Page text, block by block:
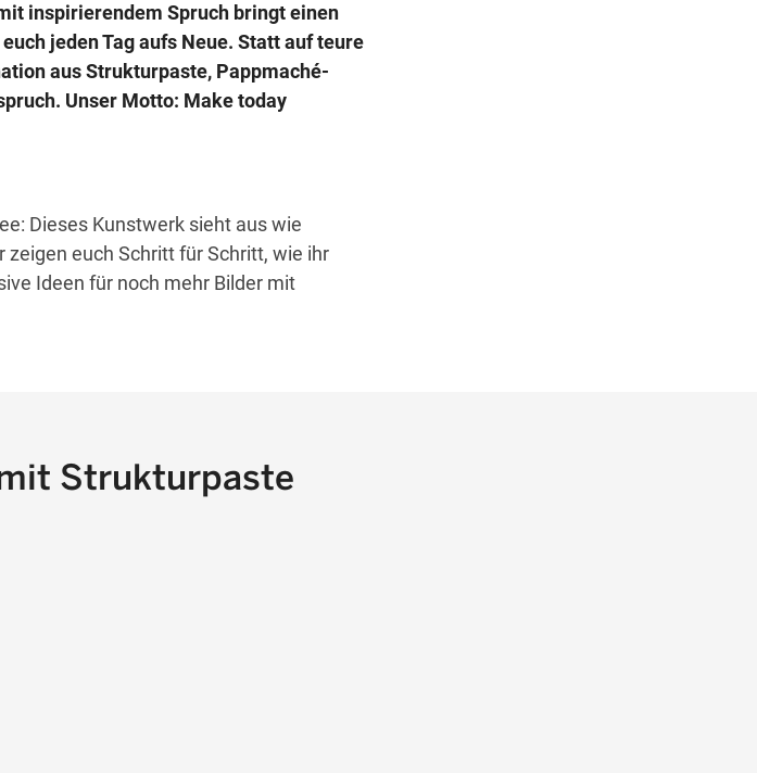
inspirierendem Spruch bringt einen
jeden Tag aufs Neue. Statt auf teure
aus Strukturpaste, Pappmaché-
Unser Motto: Make today
Dieses Kunstwerk sieht aus wie
euch Schritt für Schritt, wie ihr
Ideen für noch mehr Bilder mit
Strukturpaste